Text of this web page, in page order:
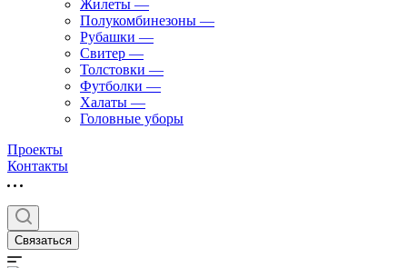
Жилеты —
Полукомбинезоны —
Рубашки —
Свитер —
Толстовки —
Футболки —
Халаты —
Головные уборы
Проекты
Контакты
Связаться